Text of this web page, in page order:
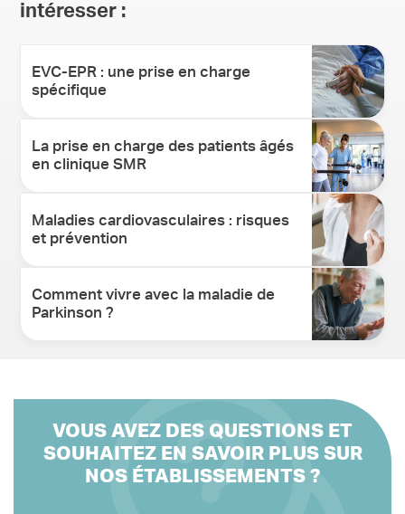
intéresser :
EVC-EPR : une prise en charge
spécifique
La prise en charge des patients âgés
en clinique SMR
Maladies cardiovasculaires : risques
et prévention
Comment vivre avec la maladie de
Parkinson ?
VOUS AVEZ DES QUESTIONS ET
SOUHAITEZ EN SAVOIR PLUS SUR
NOS ÉTABLISSEMENTS ?